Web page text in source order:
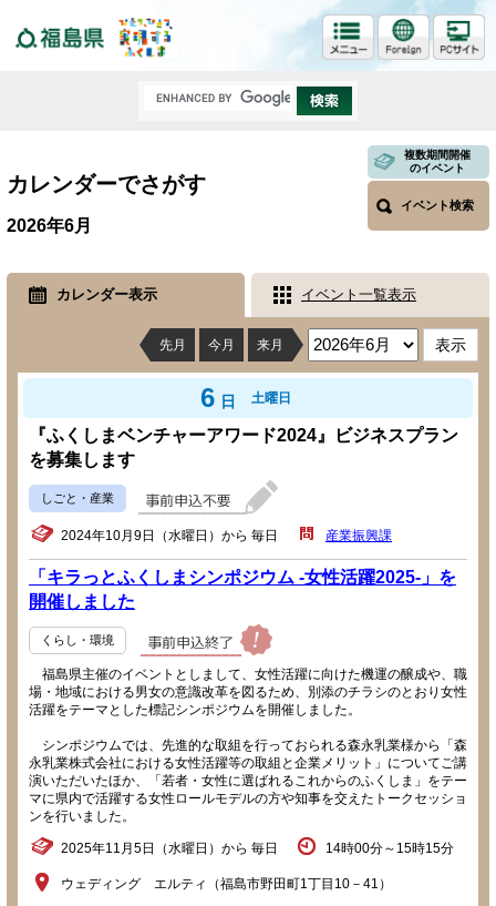
カレンダーでさがす
複数期間開催
のイベント
イベント検索
2026年6月
カレンダー表示 イベント一覧表示
先月 今月 来月
6 日 土曜日
『ふくしまベンチャーアワード2024』ビジネスプラン
を募集します
しごと・産業
2024年10月9日（水曜日）から 毎日 産業振興課
「キラっとふくしまシンポジウム -女性活躍2025-」を
開催しました
くらし・環境
福島県主催のイベントとしまして、女性活躍に向けた機運の醸成や、職
場・地域における男女の意識改革を図るため、別添のチラシのとおり女性
活躍をテーマとした標記シンポジウムを開催しました。
シンポジウムでは、先進的な取組を行っておられる森永乳業様から「森
永乳業株式会社における女性活躍等の取組と企業メリット」についてご講
演いただいたほか、「若者・女性に選ばれるこれからのふくしま」をテー
マに県内で活躍する女性ロールモデルの方や知事を交えたトークセッショ
ンを行いました。
2025年11月5日（水曜日）から 毎日 14時00分～15時15分
ウェディング エルティ（福島市野田町1丁目10－41）